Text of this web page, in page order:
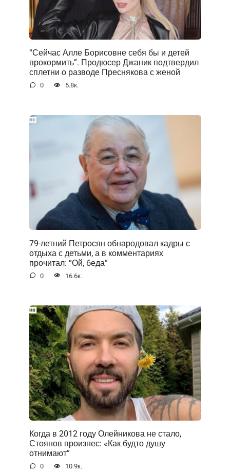
“Сейчас Алле Борисовне себя бы и детей
прокормить”. Продюсер Джаник подтвердил
сплетни о разводе Преснякова с женой
0 5.8к.
79-летний Петросян обнародовал кадры с
отдыха с детьми, а в комментариях
прочитал: “Ой, беда”
0 16.6к.
Когда в 2012 году Олейникова не стало,
Стоянов произнес: «Как будто душу
отнимают”
0 10.9к.